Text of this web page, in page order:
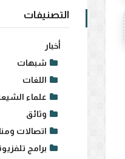
التصنيفات
أخبار
شبهات
اللغات
علماء
وثائق
اتصالات
برامج